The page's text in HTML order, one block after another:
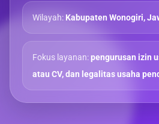
Wilayah:Kabupaten Wonogiri,
Fokus layanan:pengurusan izin
atau CV, dan legalitas usaha